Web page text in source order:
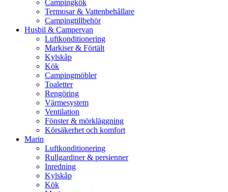
Campingkök
Termosar & Vattenbehållare
Campingtillbehör
Husbil & Campervan
Luftkonditionering
Markiser & Förtält
Kylskåp
Kök
Campingmöbler
Toaletter
Rengöring
Värmesystem
Ventilation
Fönster & mörkläggning
Körsäkerhet och komfort
Marin
Luftkonditionering
Rullgardiner & persienner
Inredning
Kylskåp
Kök